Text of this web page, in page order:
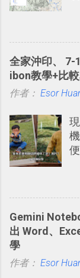
全家沖印、 7-
ibon教學+比
作者： Esor
Gemini
出 Word、
學
作者： Esor